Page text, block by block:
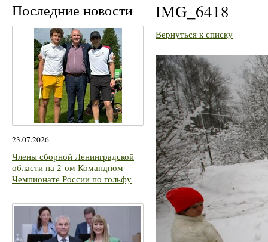
Последние новости
23.07.2026
Члены сборной Ленинградской
области на 2-ом Командном
Чемпионате России по гольфу
IMG_6418
Вернуться к списку